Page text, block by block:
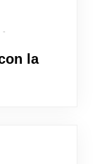
la